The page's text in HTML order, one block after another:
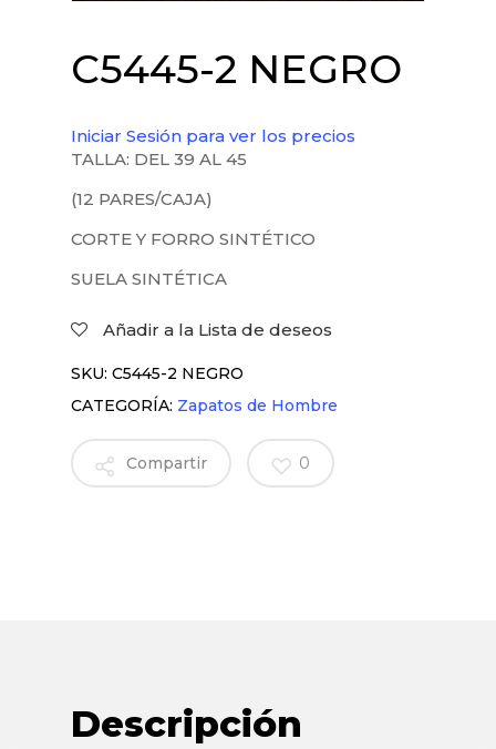
C5445-2 NEGRO
Iniciar Sesión para ver los precios
TALLA: DEL 39 AL 45
(12 PARES/CAJA)
CORTE Y FORRO SINTÉTICO
SUELA SINTÉTICA
Añadir a la Lista de deseos
SKU: C5445-2 NEGRO
CATEGORÍA: Zapatos de Hombre
Compartir 0
Descripción